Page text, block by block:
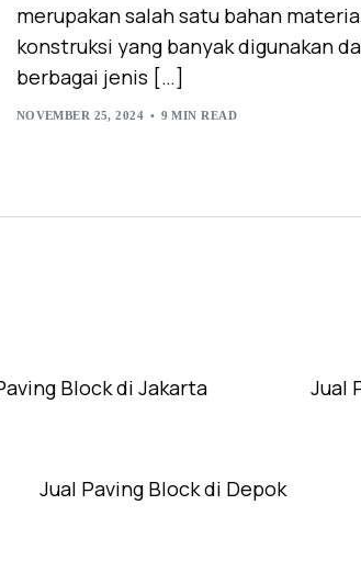
merupakan salah satu bahan
konstruksi yang banyak digunakan
berbagai jenis […]
NOVEMBER 25, 2024 9 MIN READ
Block di Jakarta Jual
Jual Paving Block di Depok